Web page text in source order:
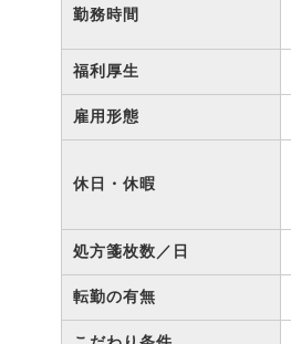
勤務時間
福利厚生
雇用形態
休日・休暇
処方箋枚数／日
転勤の有無